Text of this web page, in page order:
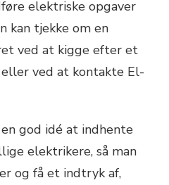
elektriske opgaver
kan tjekke om en
ved at kigge efter et
ved at kontakte El-
god idé at indhente
elektrikere, så man
og få et indtryk af,